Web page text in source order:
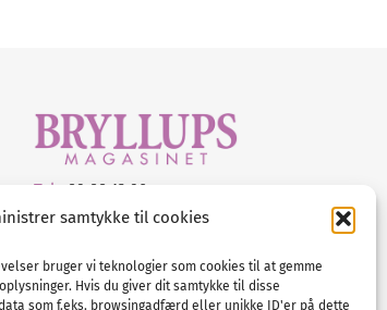
samtykke til cookies
bruger vi teknologier som cookies til at gemme
Hvis du giver dit samtykke til disse
som f.eks. browsingadfærd eller unikke ID'er på dette
Tel :
89 88 13 90
E-post:info@nordicbridalmedia.com
© All rights reserved.
Org.nr: DK34787271